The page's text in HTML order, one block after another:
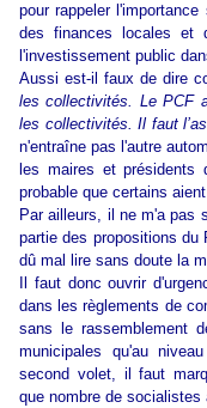
pour rappeler
des finances locales et
l'investissement public
Aussi est-il faux de dire
les collectivités. Le PCF
les collectivités. Il faut
n'entraîne pas l'autre
les maires et présidents
probable que certains
Par ailleurs, il ne m'a pas
partie des propositions du
dû mal lire sans doute la
Il faut donc ouvrir
dans les règlements de
sans le rassemblement
municipales qu'au
second volet, il faut
que nombre de